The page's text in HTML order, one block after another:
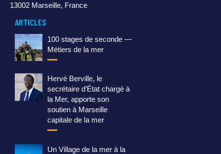
13002 Marseille, France
ARTICLES
100 stages de seconde —
Métiers de la mer
Hervé Berville, le
secrétaire d’État chargé à
la Mer, apporte son
soutien à Marseille
capitale de la mer
Un Village de la mer à la